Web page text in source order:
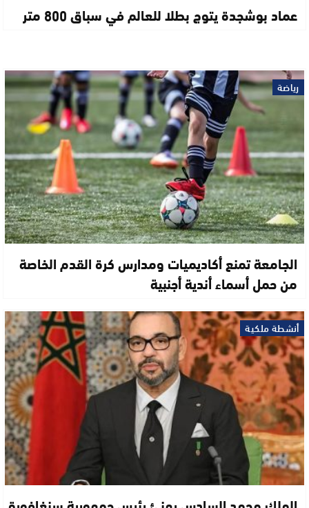
عماد بوشجدة يتوج بطلا للعالم في سباق 800 متر
رياضة
الجامعة تمنع أكاديميات ومدارس كرة القدم الخاصة
من حمل أسماء أندية أجنبية
أنشطة ملكية